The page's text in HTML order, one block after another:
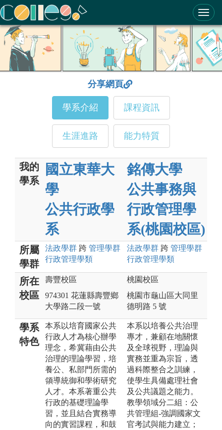
ColleGo! 大學選才與高中育才輔助系統
分享網頁
學系介紹 課程資訊
生涯進路 能力特質
我的
學系
國立東華大
學
公共行政學
系
銘傳大學
公共事務與
行政管理學
系(桃園校區)
所屬
學群
法政學群 跨 管理學群
行政管理學類
法政學群 跨 管理學群
行政管理學類
所在
校區
壽豐校區
974301 花蓮縣壽豐鄉
大學路二段一號
桃園校區
桃園市龜山區大同里
德明路 5 號
學系
特色
本系以培育國家公共
行政人才為核心辦學
理念，希冀藉由公共
治理的理論學習，培
養公、私部門所需的
領導統御和學術研究
人才。本系著重公共
行政的基礎理論學
習，並且結合實務導
向的實習課程，和鼓
本系以培養公共治理
專才，兼顧在地關懷
及全球視野，理論與
實務並重為宗旨，透
過科際整合之訓練，
使學生具備處理社會
及公共議題之能力。
教學領域分二組：公
共管理組-強調國家文
官考試與能力建立；